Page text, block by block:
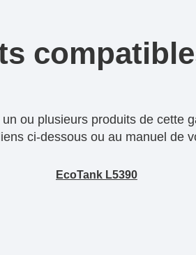
ou plusieurs produits de cette
ci-dessous ou au manuel de
EcoTank L5390